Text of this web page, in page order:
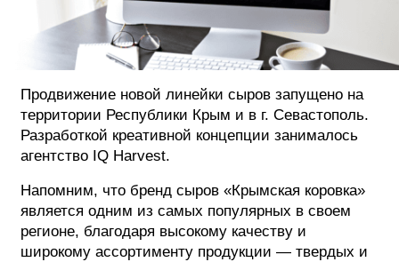
Продвижение новой линейки сыров запущено на
территории Республики Крым и в г. Севастополь.
Разработкой креативной концепции занималось
агентство IQ Harvest.
Напомним, что бренд сыров «Крымская коровка»
является одним из самых популярных в своем
регионе, благодаря высокому качеству и
широкому ассортименту продукции — твердых и